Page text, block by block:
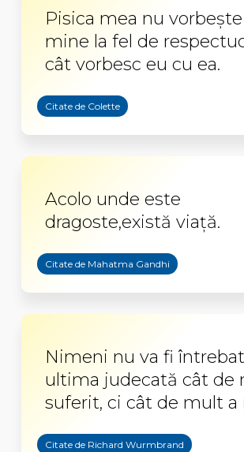
Pisica mea nu
mine la fel de
cât vorbesc eu cu ea.
Citate de Colette
Acolo unde este
dragoste,există viață.
Citate de Mahatma Gandhi
Nimeni nu va fi
ultima judecată cât de
suferit, ci cât de mult a
Citate de Richard Wurmbrand